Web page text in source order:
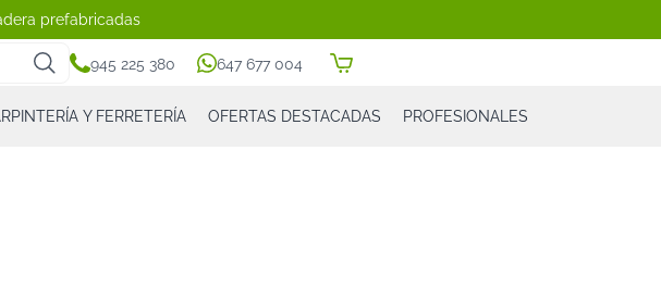
prefabricadas
945 225 380 647 677 004
Y FERRETERÍA OFERTAS DESTACADAS PROFESIONALES